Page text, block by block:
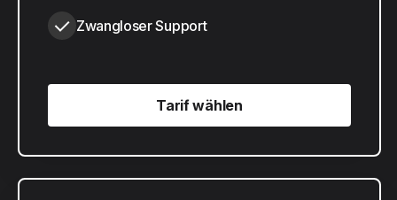
Zwangloser Support
Tarif wählen
Tarif wählen